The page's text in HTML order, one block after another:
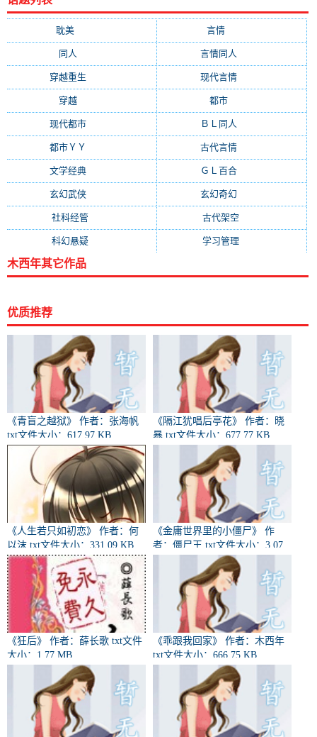
耽美 言情
同人 言情同人
穿越重生 现代言情(6218)
穿越(4547) 都市(4380)
现代都市(3471) ＢＬ同人
都市ＹＹ 古代言情(2004)
文学经典(1403) ＧＬ百合(1345)
玄幻武侠(1307) 玄幻奇幻
社科经管 古代架空
科幻悬疑 学习管理
木西年其它作品
优质推荐
《青盲之越狱》 作者：张海帆
txt文件大小：617.97 KB
《隔江犹唱后亭花》 作者：晓
暴 txt文件大小：677.77 KB
《人生若只如初恋》 作者：何
以沫 txt文件大小：331.09 KB
《金庸世界里的小僵尸》 作
者：僵尸王 txt文件大小：3.07
MB
《狂后》 作者：薛长歌 txt文件
大小：1.77 MB
《乖跟我回家》 作者：木西年
txt文件大小：666.75 KB